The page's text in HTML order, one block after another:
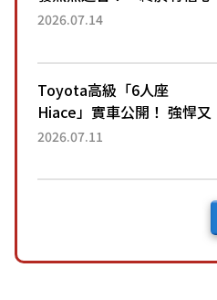
下訂了！」「哪個等級交車
後竟然還要等「超過半年」
才能交車？...
2026.07.14
Toyota高級「6人座
Hiace」實車公開！ 強悍又
充滿魄力的「全黑設計」搭
Premium打造的「限定
2026.07.11